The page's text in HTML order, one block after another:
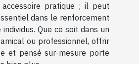
pratique ; il peut
dans le renforcement
Que ce soit dans un
ou professionnel, offrir
et pensé sur-mesure porte